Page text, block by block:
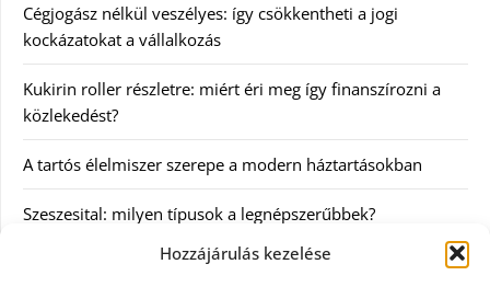
Hozzájárulás kezelése
Cégjogász nélkül veszélyes: így csökkentheti a jogi
kockázatokat a vállalkozás
Kukirin roller részletre: miért éri meg így finanszírozni a
közlekedést?
A tartós élelmiszer szerepe a modern háztartásokban
Szeszesital: milyen típusok a legnépszerűbbek?